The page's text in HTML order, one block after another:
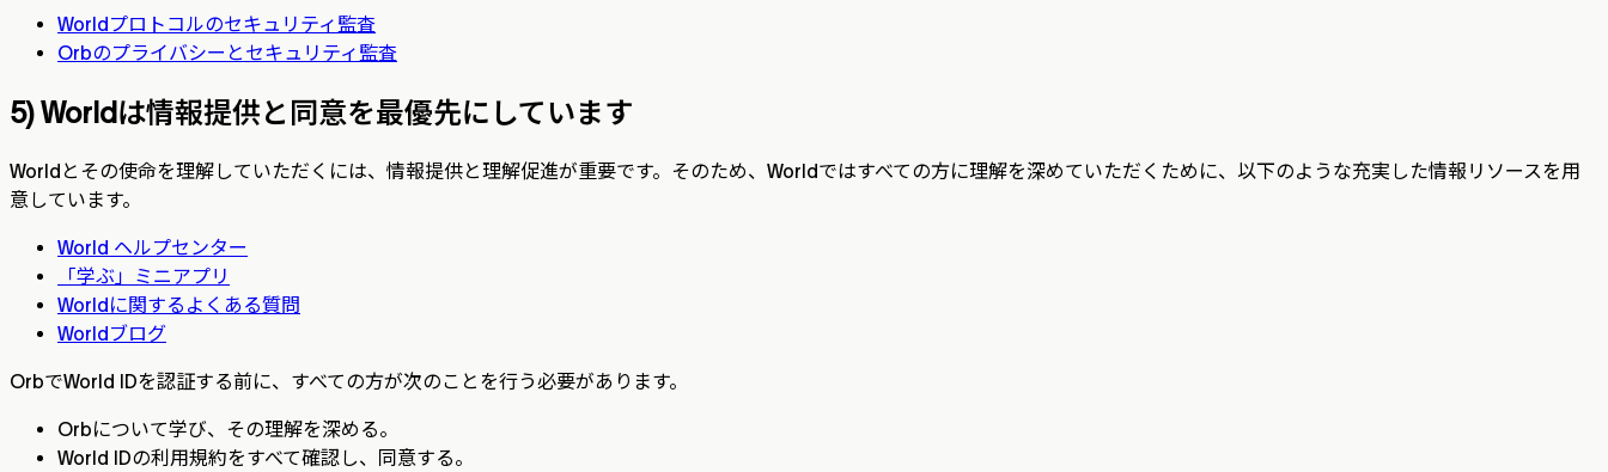
Worldプロトコルのセキュリティ監査
Orbのプライバシーとセキュリティ監査
5) Worldは情報提供と同意を最優先にしています
Worldとその使命を理解していただくには、情報提供と理解促進が重要です。そのため、Worldではすべての方に理解を深めていただくために、以下のような充実した情報リソースを用
意しています。
World ヘルプセンター
「学ぶ」ミニアプリ
Worldに関するよくある質問
Worldブログ
OrbでWorld IDを認証する前に、すべての方が次のことを行う必要があります。
Orbについて学び、その理解を深める。
World IDの利用規約をすべて確認し、同意する。